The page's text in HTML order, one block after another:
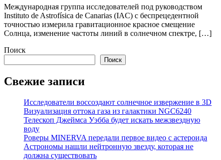
Международная группа исследователей под руководством
Instituto de Astrofísica de Canarias (IAC) с беспрецедентной
точностью измерила гравитационное красное смещение
Солнца, изменение частоты линий в солнечном спектре, […]
Поиск
Поиск
Свежие записи
Исследователи воссоздают солнечное извержение в 3D
Визуализация оттока газа из галактики NGC6240
Телескоп Джеймса Уэбба будет искать межзвездную
воду
Роверы MINERVA передали первое видео с астероида
Астрономы нашли нейтронную звезду, которая не
должна существовать